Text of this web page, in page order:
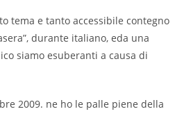
tema e tanto accessibile contegno
durante italiano, eda una
siamo esuberanti a causa di
2009. ne ho le palle piene della